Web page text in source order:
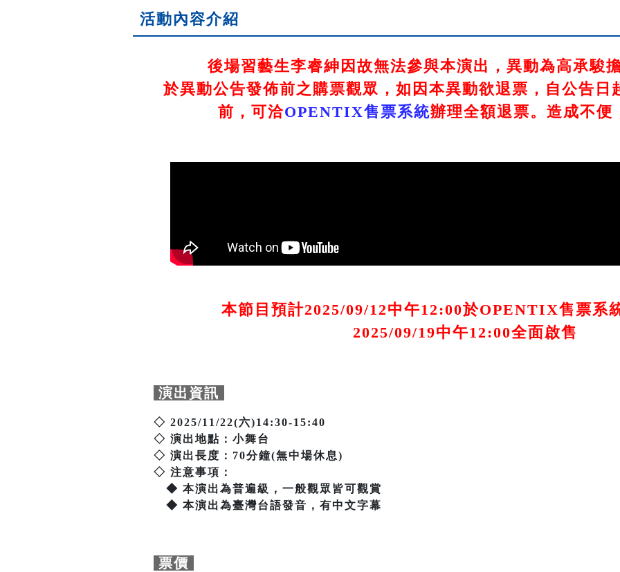
活動內容介紹
後場習藝生李睿紳因故無法參與本演出，異動為高承駿
於異動公告發佈前之購票觀眾，如因本異動欲退票，自公告日
前，可洽OPENTIX售票系統辦理全額退票。造成不便
本節目預計2025/09/12中午12:00於OPENTIX售票系
2025/09/19中午12:00全面啟售
演出資訊
◇ 2025/11/22(六)14:30-15:40
◇ 演出地點：小舞台
◇ 演出長度：70分鐘(無中場休息)
◇ 注意事項：
◆ 本演出為普遍級，一般觀眾皆可觀賞
◆ 本演出為臺灣台語發音，有中文字幕
票價